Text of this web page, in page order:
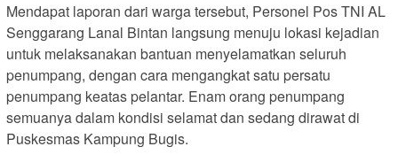
Mendapat laporan dari warga tersebut, Personel Pos TNI AL
Senggarang Lanal Bintan langsung menuju lokasi kejadian
untuk melaksanakan bantuan menyelamatkan seluruh
penumpang, dengan cara mengangkat satu persatu
penumpang keatas pelantar. Enam orang penumpang
semuanya dalam kondisi selamat dan sedang dirawat di
Puskesmas Kampung Bugis.